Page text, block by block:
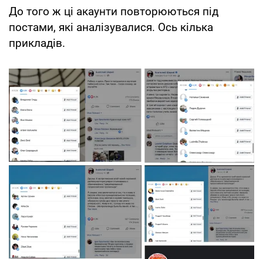
До того ж ці акаунти повторюються під
постами, які аналізувалися. Ось кілька
прикладів.